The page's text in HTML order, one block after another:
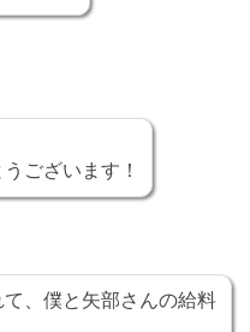
ございます！
、僕と矢部さんの給料